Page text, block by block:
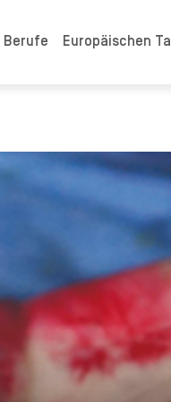
Berufe Europäischen